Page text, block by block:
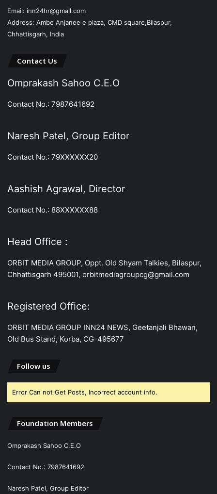
Email: inn24hr@gmail.com
Address: Ambe Anjanee e plaza, CMD square,Bilaspur,
Chhattisgarh, India
Contact Us
Omprakash Sahoo C.E.O
Contact No.: 7987641692
Naresh Patel, Group Editor
Contact No.: 79XXXXXX20
Aashish Agrawal, Director
Contact No.: 88XXXXXX88
Head Office :
ORBIT MEDIA GROUP, Oppt. Old Shyam Talkies, Bilaspur,
Chhattisgarh 495001, orbitmediagroupcg@gmail.com
Registered Office:
ORBIT MEDIA GROUP INN24 NEWS, Geetanjali Bhawan,
Old Bus Stand, Korba, CG-495677
Follow us
Error Can not Get Posts, Incorrect account info.
Foundation Members
Omprakash Sahoo C.E.O
Contact No.: 7987641692
Naresh Patel, Group Editor